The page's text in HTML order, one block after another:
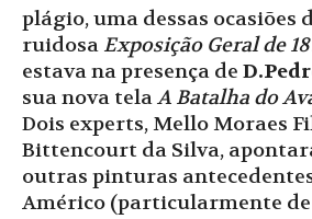
plágio, uma dessas ocasiões
ruidosa Exposição Geral de
estava na presença de
sua nova telaA Batalha do
Dois experts, Mello Moraes
Bittencourt da Silva,
outras pinturas
Américo (particularmente de